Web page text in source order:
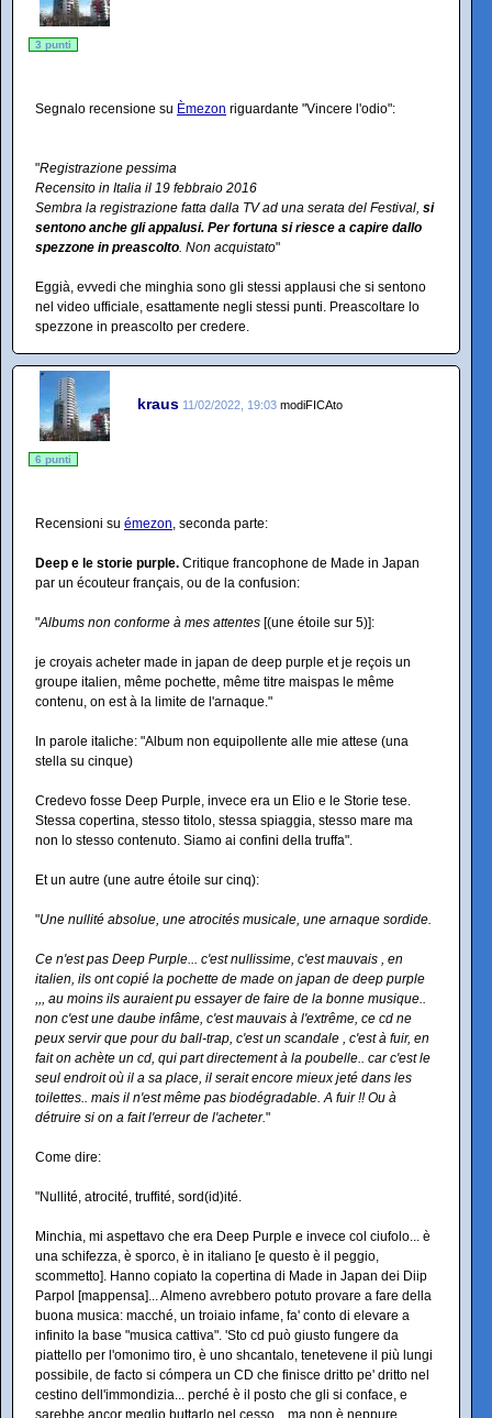
3 punti
Segnalo recensione su Èmezon riguardante "Vincere l'odio":
"Registrazione pessima
Recensito in Italia il 19 febbraio 2016
Sembra la registrazione fatta dalla TV ad una serata del Festival, si
sentono anche gli appalusi. Per fortuna si riesce a capire dallo
spezzone in preascolto. Non acquistato"
Eggià, evvedi che minghia sono gli stessi applausi che si sentono
nel video ufficiale, esattamente negli stessi punti. Preascoltare lo
spezzone in preascolto per credere.
kraus 11/02/2022, 19:03 modiFICAto
6 punti
Recensioni su émezon, seconda parte:
Deep e le storie purple. Critique francophone de Made in Japan
par un écouteur français, ou de la confusion:
"Albums non conforme à mes attentes [(une étoile sur 5)]:
je croyais acheter made in japan de deep purple et je reçois un
groupe italien, même pochette, même titre maispas le même
contenu, on est à la limite de l'arnaque."
In parole italiche: "Album non equipollente alle mie attese (una
stella su cinque)
Credevo fosse Deep Purple, invece era un Elio e le Storie tese.
Stessa copertina, stesso titolo, stessa spiaggia, stesso mare ma
non lo stesso contenuto. Siamo ai confini della truffa".
Et un autre (une autre étoile sur cinq):
"Une nullité absolue, une atrocités musicale, une arnaque sordide.
Ce n'est pas Deep Purple... c'est nullissime, c'est mauvais , en
italien, ils ont copié la pochette de made on japan de deep purple
,,, au moins ils auraient pu essayer de faire de la bonne musique..
non c'est une daube infâme, c'est mauvais à l'extrême, ce cd ne
peux servir que pour du ball-trap, c'est un scandale , c'est à fuir, en
fait on achète un cd, qui part directement à la poubelle.. car c'est le
seul endroit où il a sa place, il serait encore mieux jeté dans les
toilettes.. mais il n'est même pas biodégradable. A fuir !! Ou à
détruire si on a fait l'erreur de l'acheter."
Come dire:
"Nullité, atrocité, truffité, sord(id)ité.
Minchia, mi aspettavo che era Deep Purple e invece col ciufolo... è
una schifezza, è sporco, è in italiano [e questo è il peggio,
scommetto]. Hanno copiato la copertina di Made in Japan dei Diip
Parpol [mappensa]... Almeno avrebbero potuto provare a fare della
buona musica: macché, un troiaio infame, fa' conto di elevare a
infinito la base "musica cattiva". 'Sto cd può giusto fungere da
piattello per l'omonimo tiro, è uno shcantalo, tenetevene il più lungi
possibile, de facto si cómpera un CD che finisce dritto pe' dritto nel
cestino dell'immondizia... perché è il posto che gli si conface, e
sarebbe ancor meglio buttarlo nel cesso... ma non è neppure